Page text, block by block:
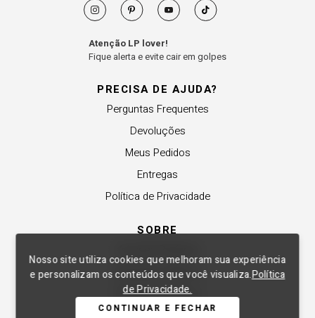
Nosso site utiliza cookies que melhoram sua experiência
e personalizam os conteúdos que você visualiza.Política
de Privacidade.
CONTINUAR E FECHAR
PRECISA DE AJUDA?
Perguntas Frequentes
Devoluções
Meus Pedidos
Entregas
Política de Privacidade
SOBRE
Revender a Marca
Trabalhe Conosco
Atenção LP lover!
Fique alerta e evite cair em golpes